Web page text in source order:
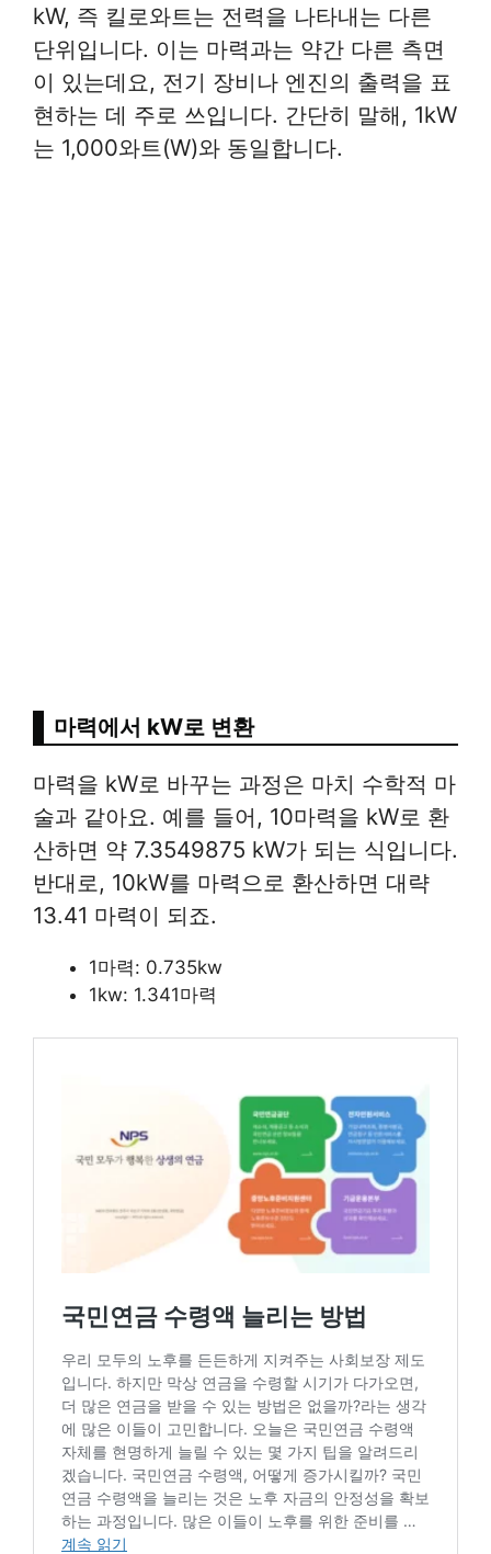
kW, 즉 킬로와트는 전력을 나타내는 다른
단위입니다. 이는 마력과는 약간 다른 측면
이 있는데요, 전기 장비나 엔진의 출력을 표
현하는 데 주로 쓰입니다. 간단히 말해, 1kW
는 1,000와트(W)와 동일합니다.
마력에서 kW로 변환
마력을 kW로 바꾸는 과정은 마치 수학적 마
술과 같아요. 예를 들어, 10마력을 kW로 환
산하면 약 7.3549875 kW가 되는 식입니다.
반대로, 10kW를 마력으로 환산하면 대략
13.41 마력이 되죠.
1마력: 0.735kw
1kw: 1.341마력